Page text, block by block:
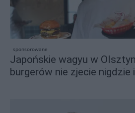
sponsorowane
Japońskie wagyu w
burgerów nie zjecie nigdzie